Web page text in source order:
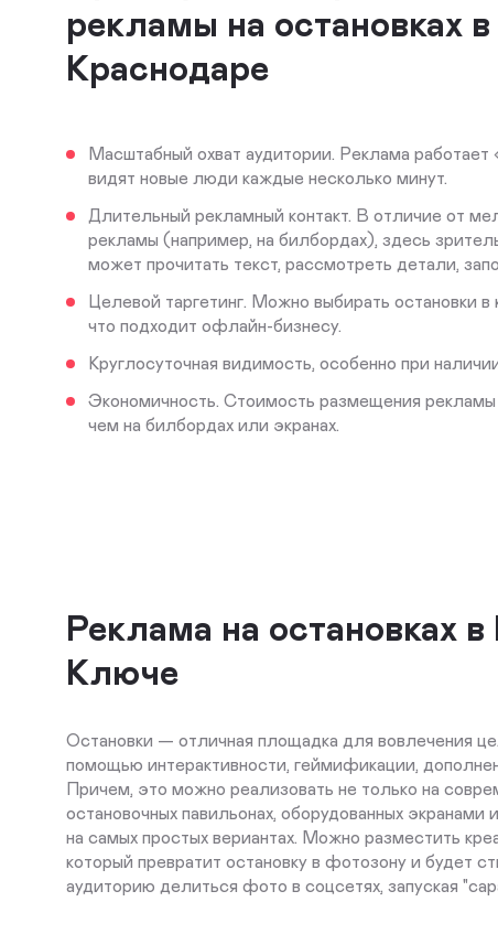
рекламы на остановках в
Краснодаре
Масштабный охват аудитории. Реклама работает
видят новые люди каждые несколько минут.
Длительный рекламный контакт. В отличие от
рекламы (например, на билбордах), здесь
может прочитать текст, рассмотреть детали,
Целевой таргетинг. Можно выбирать остановки в
что подходит офлайн-бизнесу.
Круглосуточная видимость, особенно при
Экономичность. Стоимость размещения рекламы
чем на билбордах или экранах.
Реклама на остановках
Ключе
Остановки — отличная площадка для вовлечения
помощью интерактивности, геймификации,
Причем, это можно реализовать не только на
остановочных павильонах, оборудованных экранами
на самых простых вериантах. Можно разместить
который превратит остановку в фотозону и будет
аудиторию делиться фото в соцсетях, запуская